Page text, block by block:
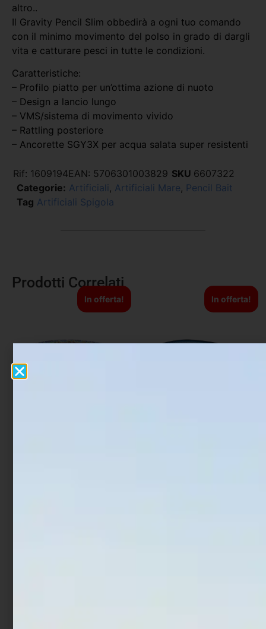
altro..
Il Gravity Pencil Slim obbedirà a ogni tuo comando
con il minimo movimento del polso in grado di dargli
vita e catturare pesci in tutte le condizioni.
Caratteristiche:
– Profilo piatto per un’ottima azione di nuoto
– Design a lancio lungo
– VMS/sistema di movimento vivido
– Rattling posteriore
– Ancorette SGY3X per acqua salata super resistenti
Rif: 1609194EAN: 5706301003829 SKU 6607322
Categorie: Artificiali , Artificiali Mare, Pencil Bait
Tag Artificiali Spigola
Prodotti Correlati
In offerta! In offerta!